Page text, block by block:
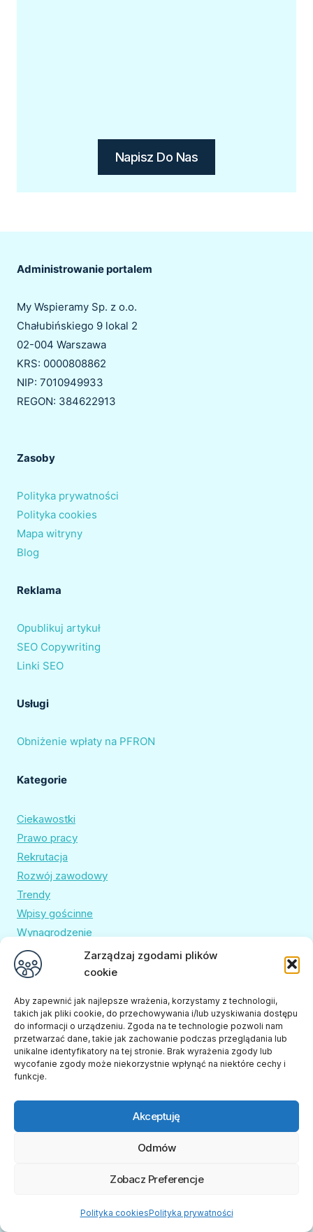
Zarządzaj zgodami plików
cookie
Aby zapewnić jak najlepsze wrażenia, korzystamy z technologii,
takich jak pliki cookie, do przechowywania i/lub uzyskiwania dostępu
do informacji o urządzeniu. Zgoda na te technologie pozwoli nam
przetwarzać dane, takie jak zachowanie podczas przeglądania lub
unikalne identyfikatory na tej stronie. Brak wyrażenia zgody lub
wycofanie zgody może niekorzystnie wpłynąć na niektóre cechy i
funkcje.
Akceptuję
Odmów
Zobacz Preferencje
Polityka cookiesPolityka prywatności
Napisz Do Nas
Administrowanie portalem
My Wspieramy Sp. z o.o.
Chałubińskiego 9 lokal 2
02-004 Warszawa
KRS: 0000808862
NIP: 7010949933
REGON: 384622913
Zasoby
Polityka prywatności
Polityka cookies
Mapa witryny
Blog
Reklama
Opublikuj artykuł
SEO Copywriting
Linki SEO
Usługi
Obniżenie wpłaty na PFRON
Kategorie
Ciekawostki
Prawo pracy
Rekrutacja
Rozwój zawodowy
Trendy
Wpisy gościnne
Wynagrodzenie
Zatrudnienie
Zdrowie w pracy
Najnowsze artykułu
Jak napisać skuteczne podanie o pracę, które zwróci
uwagę pracodawcy?
14 listopada, 2025
Jak uniknąć pułapek i chronić finanse firmy?